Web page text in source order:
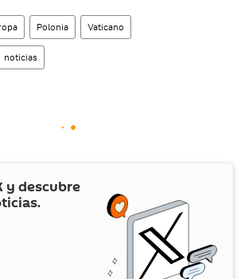
Polonia Vaticano
noticias
y descubre